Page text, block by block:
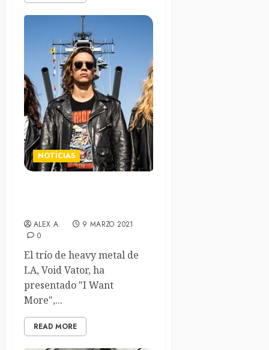
NOTÍCIAS
ALEX A.
9 MARZO 2021
0
El trío de heavy metal de
LA, Void Vator, ha
presentado "I Want
More",...
READ MORE